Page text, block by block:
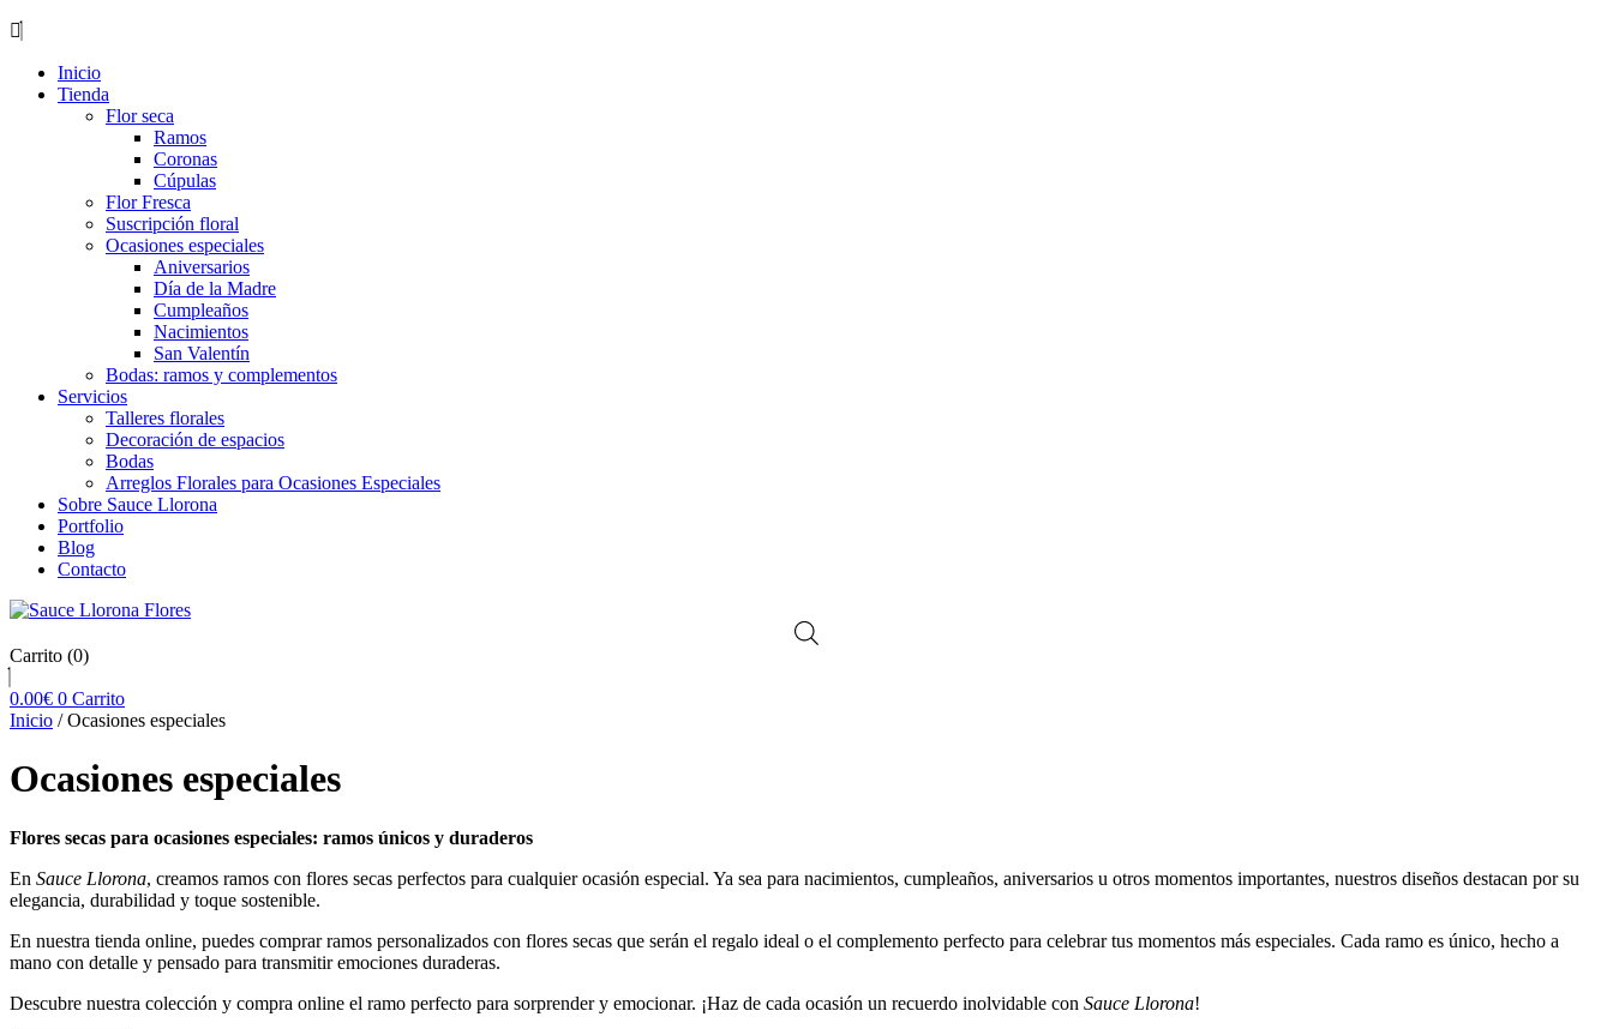
Inicio
Tienda
Flor seca
Ramos
Coronas
Cúpulas
Flor Fresca
Suscripción floral
Ocasiones especiales
Aniversarios
Día de la Madre
Cumpleaños
Nacimientos
San Valentín
Bodas: ramos y complementos
Servicios
Talleres florales
Decoración de espacios
Bodas
Arreglos Florales para Ocasiones Especiales
Sobre Sauce Llorona
Portfolio
Blog
Contacto
Carrito (0)
0.00€ 0 Carrito
Inicio / Ocasiones especiales
Ocasiones especiales
Flores secas para ocasiones especiales: ramos únicos y duraderos
En Sauce Llorona, creamos ramos con flores secas perfectos para cualquier ocasión especial. Ya sea para nacimientos, cumpleaños, aniversarios u otros momentos importantes, nuestros diseños destacan por su
elegancia, durabilidad y toque sostenible.
En nuestra tienda online, puedes comprar ramos personalizados con flores secas que serán el regalo ideal o el complemento perfecto para celebrar tus momentos más especiales. Cada ramo es único, hecho a
mano con detalle y pensado para transmitir emociones duraderas.
Descubre nuestra colección y compra online el ramo perfecto para sorprender y emocionar. ¡Haz de cada ocasión un recuerdo inolvidable con Sauce Llorona!